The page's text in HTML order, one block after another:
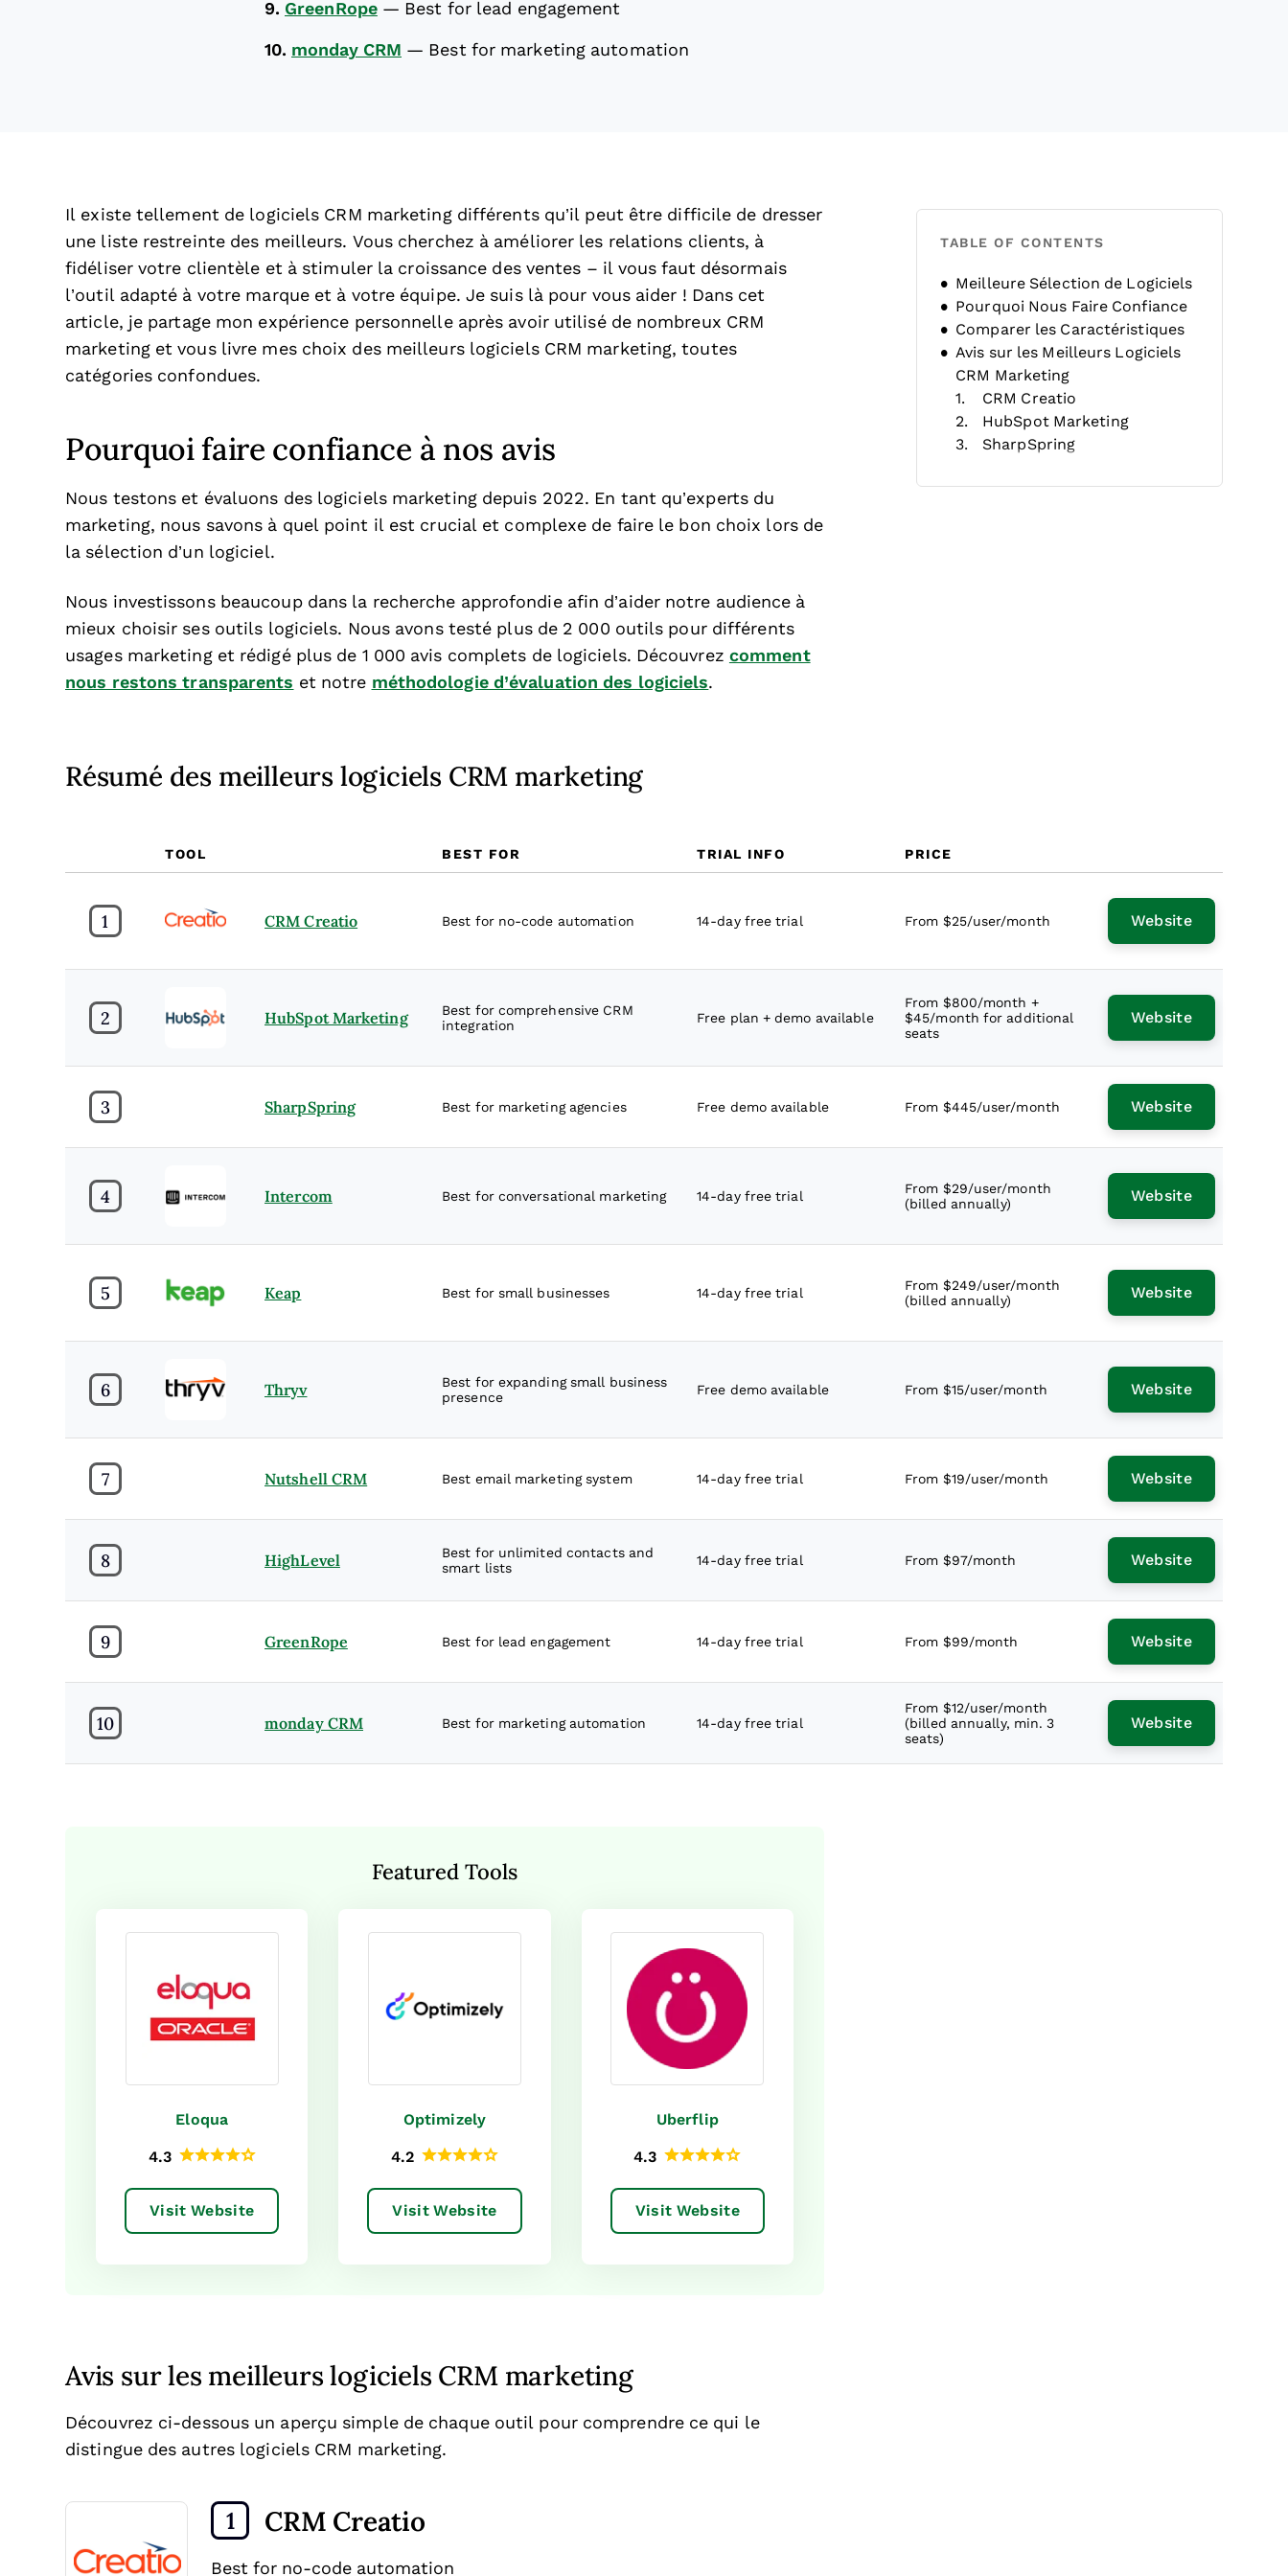
9. GreenRope — Best for lead engagement
10. monday CRM — Best for marketing automation
Il existe tellement de logiciels CRM marketing différents qu’il peut être difficile de dresser
une liste restreinte des meilleurs. Vous cherchez à améliorer les relations clients, à
fidéliser votre clientèle et à stimuler la croissance des ventes – il vous faut désormais
l’outil adapté à votre marque et à votre équipe. Je suis là pour vous aider ! Dans cet
article, je partage mon expérience personnelle après avoir utilisé de nombreux CRM
marketing et vous livre mes choix des meilleurs logiciels CRM marketing, toutes
catégories confondues.
Pourquoi faire confiance à nos avis
Nous testons et évaluons des logiciels marketing depuis 2022. En tant qu’experts du
marketing, nous savons à quel point il est crucial et complexe de faire le bon choix lors de
la sélection d’un logiciel.
Nous investissons beaucoup dans la recherche approfondie afin d’aider notre audience à
mieux choisir ses outils logiciels. Nous avons testé plus de 2 000 outils pour différents
usages marketing et rédigé plus de 1 000 avis complets de logiciels. Découvrez comment
nous restons transparents et notre méthodologie d’évaluation des logiciels.
Résumé des meilleurs logiciels CRM marketing
TOOL BEST FOR TRIAL INFO PRICE
1 CRM Creatio Best for no-code automation 14-day free trial From $25/user/month Website
2 HubSpot Marketing
Best for comprehensive CRM
integration
Free plan + demo available
From $800/month +
$45/month for additional
seats
Website
3 SharpSpring Best for marketing agencies Free demo available From $445/user/month Website
4 Intercom Best for conversational marketing 14-day free trial
From $29/user/month
(billed annually)
Website
5 Keap Best for small businesses 14-day free trial
From $249/user/month
(billed annually)
Website
6 Thryv
Best for expanding small business
presence
Free demo available From $15/user/month Website
7 Nutshell CRM Best email marketing system 14-day free trial From $19/user/month Website
8 HighLevel
Best for unlimited contacts and
smart lists
14-day free trial From $97/month Website
9 GreenRope Best for lead engagement 14-day free trial From $99/month Website
10 monday CRM Best for marketing automation 14-day free trial
From $12/user/month
(billed annually, min. 3
seats)
Website
Featured Tools
Eloqua
4.3
Visit Website
Optimizely
4.2
Visit Website
Uberflip
4.3
Visit Website
Avis sur les meilleurs logiciels CRM marketing
Découvrez ci-dessous un aperçu simple de chaque outil pour comprendre ce qui le
distingue des autres logiciels CRM marketing.
1 CRM Creatio
Best for no-code automation
TABLE OF CONTENTS
Meilleure Sélection de Logiciels
Pourquoi Nous Faire Confiance
Comparer les Caractéristiques
Avis sur les Meilleurs Logiciels
CRM Marketing
CRM Creatio
HubSpot Marketing
SharpSpring
Keap
Foire Aux Questions
Logiciels CRM